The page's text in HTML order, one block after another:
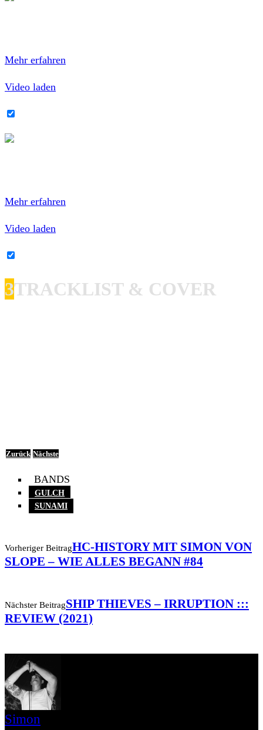
Mehr erfahren
Video laden
Mehr erfahren
Video laden
3TRACKLIST & COVER
Zurück Nächste
BANDS
GULCH
SUNAMI
Vorheriger BeitragHC-HISTORY MIT SIMON VON
SLOPE – WIE ALLES BEGANN #84
Nächster BeitragSHIP THIEVES – IRRUPTION :::
REVIEW (2021)
Simon